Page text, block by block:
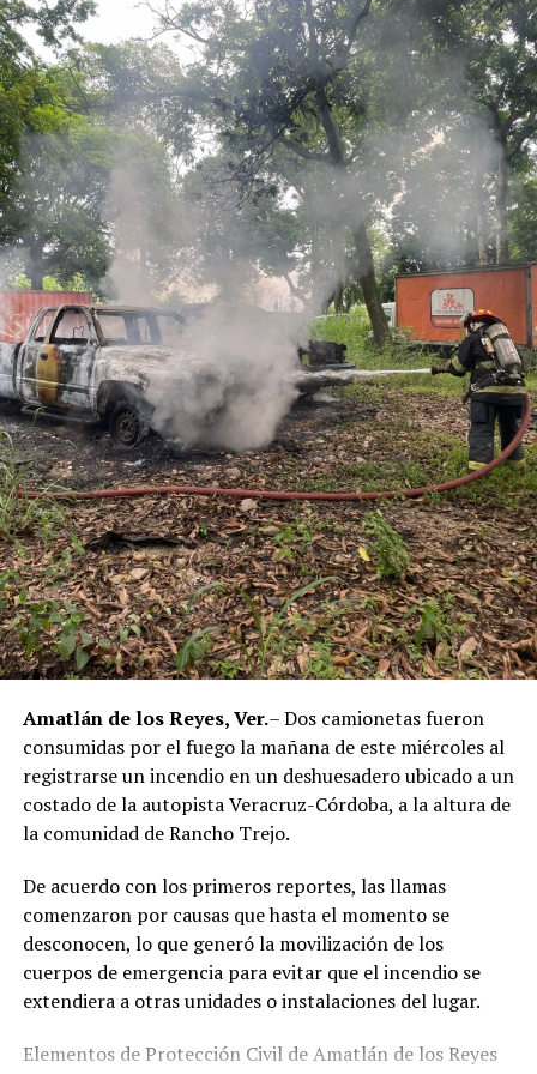
RELATED TOPICS:
Hombre fallece junto al mercado La Isla
ANTES
Identifican a abatidos por Policías
Amatlán de los Reyes, Ver.– Dos camionetas fueron
consumidas por el fuego la mañana de este miércoles al
registrarse un incendio en un deshuesadero ubicado a un
costado de la autopista Veracruz-Córdoba, a la altura de
la comunidad de Rancho Trejo.
De acuerdo con los primeros reportes, las llamas
comenzaron por causas que hasta el momento se
desconocen, lo que generó la movilización de los
cuerpos de emergencia para evitar que el incendio se
extendiera a otras unidades o instalaciones del lugar.
Elementos de Protección Civil de Amatlán de los Reyes